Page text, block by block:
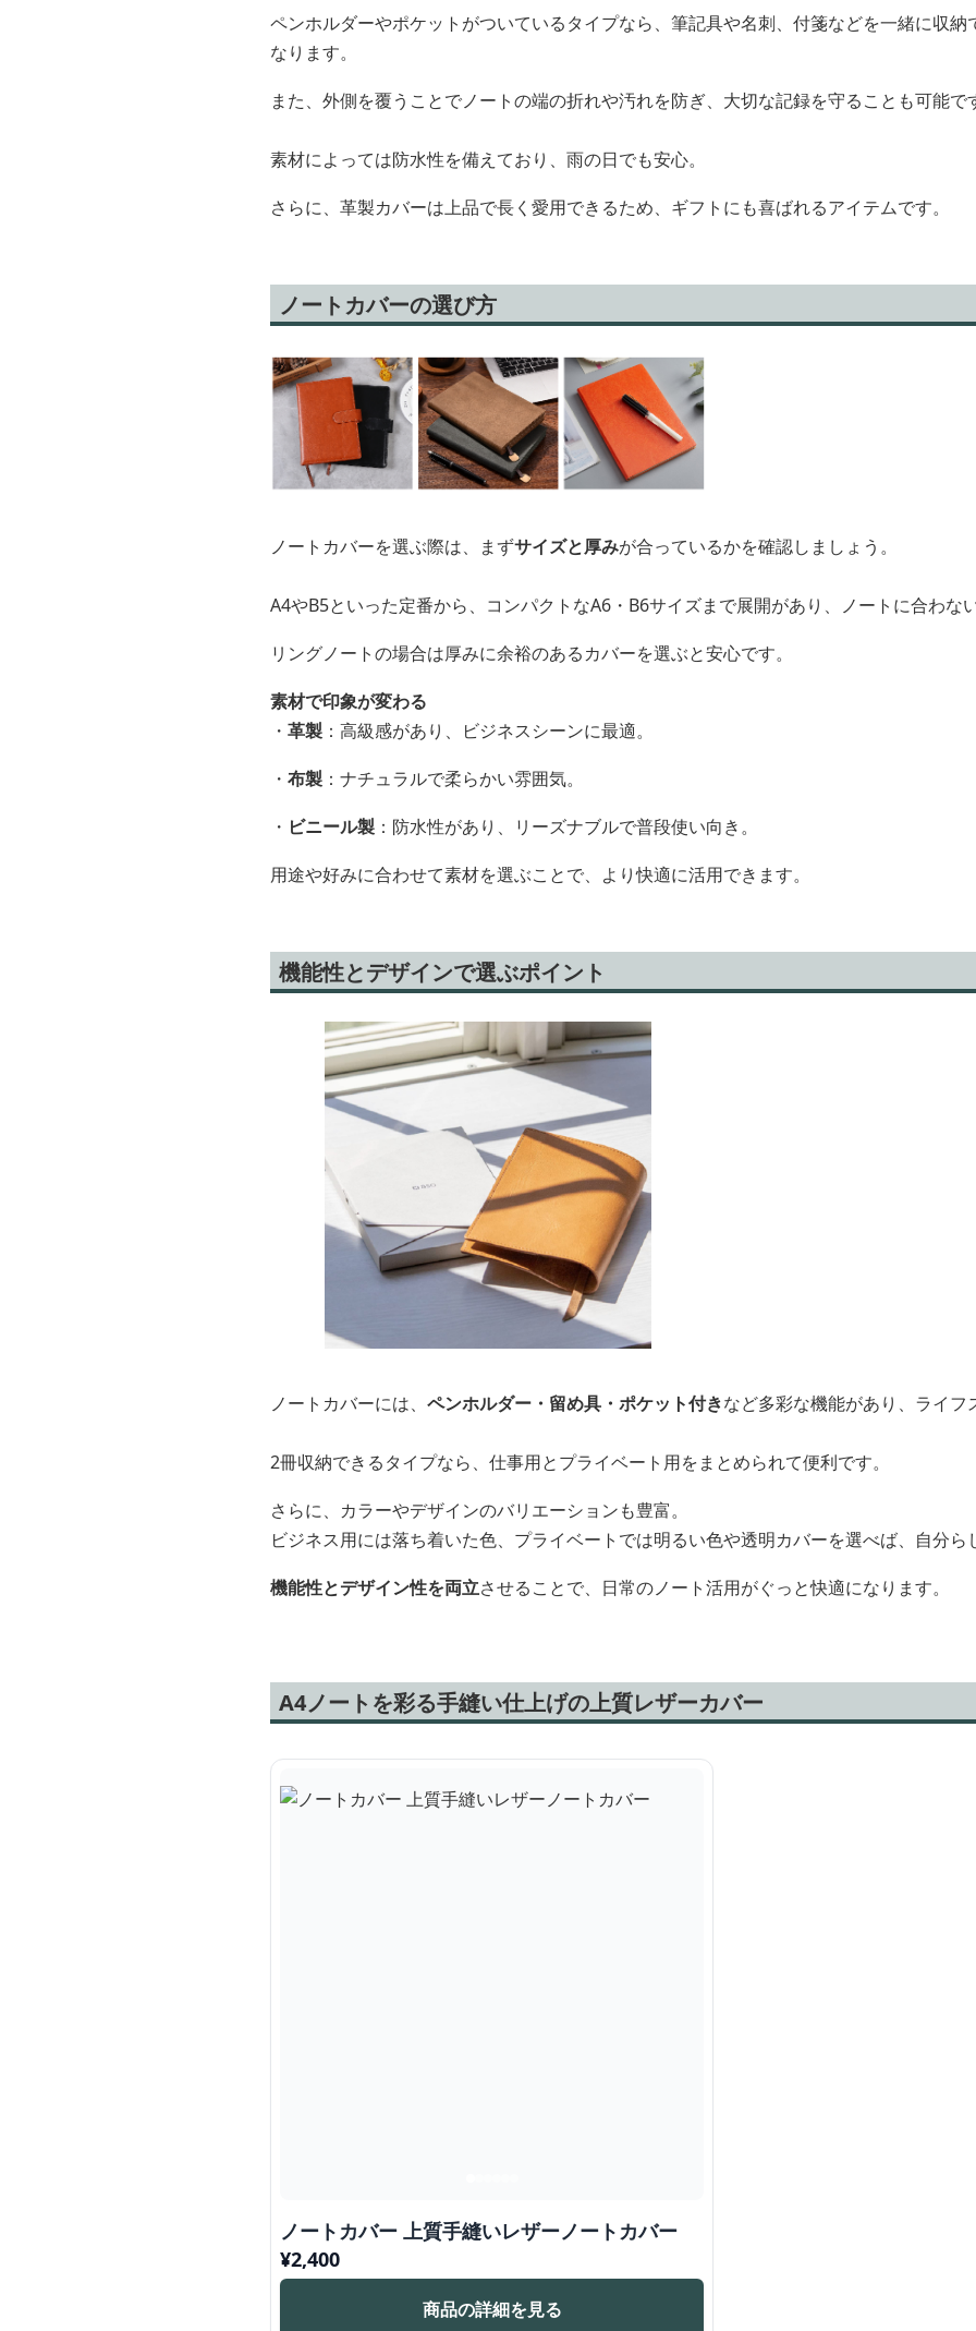
ペンホルダーやポケットがついているタイプなら、筆記具や名刺、付箋などを一緒に収納
なります。
また、外側を覆うことでノートの端の折れや汚れを防ぎ、大切な記録を守ることも可能で
素材によっては防水性を備えており、雨の日でも安心。
さらに、革製カバーは上品で長く愛用できるため、ギフトにも喜ばれるアイテムです。
ノートカバーの選び方
ノートカバーを選ぶ際は、まずサイズと厚みが合っているかを確認しましょう。
A4やB5といった定番から、コンパクトなA6・B6サイズまで展開があり、ノートに合わな
リングノートの場合は厚みに余裕のあるカバーを選ぶと安心です。
素材で印象が変わる
・ 革製 ：高級感があり、ビジネスシーンに最適。
・ 布製 ：ナチュラルで柔らかい雰囲気。
・ ビニール製 ：防水性があり、リーズナブルで普段使い向き。
用途や好みに合わせて素材を選ぶことで、より快適に活用できます。
機能性とデザインで選ぶポイント
ノートカバーには、 ペンホルダー・留め具・ポケット付きなど多彩な機能があり、ライフ
2冊収納できるタイプなら、仕事用とプライベート用をまとめられて便利です。
さらに、カラーやデザインのバリエーションも豊富。
ビジネス用には落ち着いた色、プライベートでは明るい色や透明カバーを選べば、自分ら
機能性とデザイン性を両立させることで、日常のノート活用がぐっと快適になります。
A4ノートを彩る手縫い仕上げの上質レザーカバー
ノートカバー 上質手縫いレザーノートカバー
¥2,400
商品の詳細を見る